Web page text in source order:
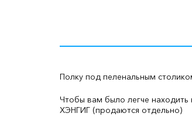
Полку под пеленальным
Чтобы вам было легче
ХЭНГИГ (продаются отдельно)